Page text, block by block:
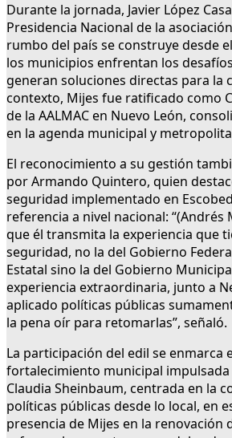
Durante la jornada, Javier López
Presidencia Nacional de la
rumbo del país se construye desde
los municipios enfrentan los
generan soluciones directas para la
contexto, Mijes fue ratificado como
de la AALMAC en Nuevo León,
en la agenda municipal y
El reconocimiento a su gestión
por Armando Quintero, quien
seguridad implementado en
referencia a nivel nacional: “(Andrés
que él transmita la experiencia que
seguridad, no la del Gobierno
Estatal sino la del Gobierno
experiencia extraordinaria, junto a
aplicado políticas públicas
la pena oír para retomarlas”, señaló.
La participación del edil se enmarca
fortalecimiento municipal
Claudia Sheinbaum, centrada en la
políticas públicas desde lo local, en
presencia de Mijes en la renovación